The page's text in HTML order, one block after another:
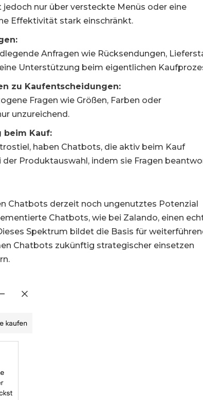
nur über versteckte Menüs oder eine
Effektivität stark einschränkt.
Anfragen wie Rücksendungen,
Unterstützung beim eigentlichen
zu Kaufentscheidungen:
Fragen wie Größen, Farben oder
unzureichend.
beim Kauf:
haben Chatbots, die aktiv beim Kauf
Produktauswahl, indem sie Fragen
Chatbots derzeit noch ungenutztes Potenzial
Chatbots, wie bei Zalando, einen
Spektrum bildet die Basis für
Chatbots zukünftig strategischer einsetzen